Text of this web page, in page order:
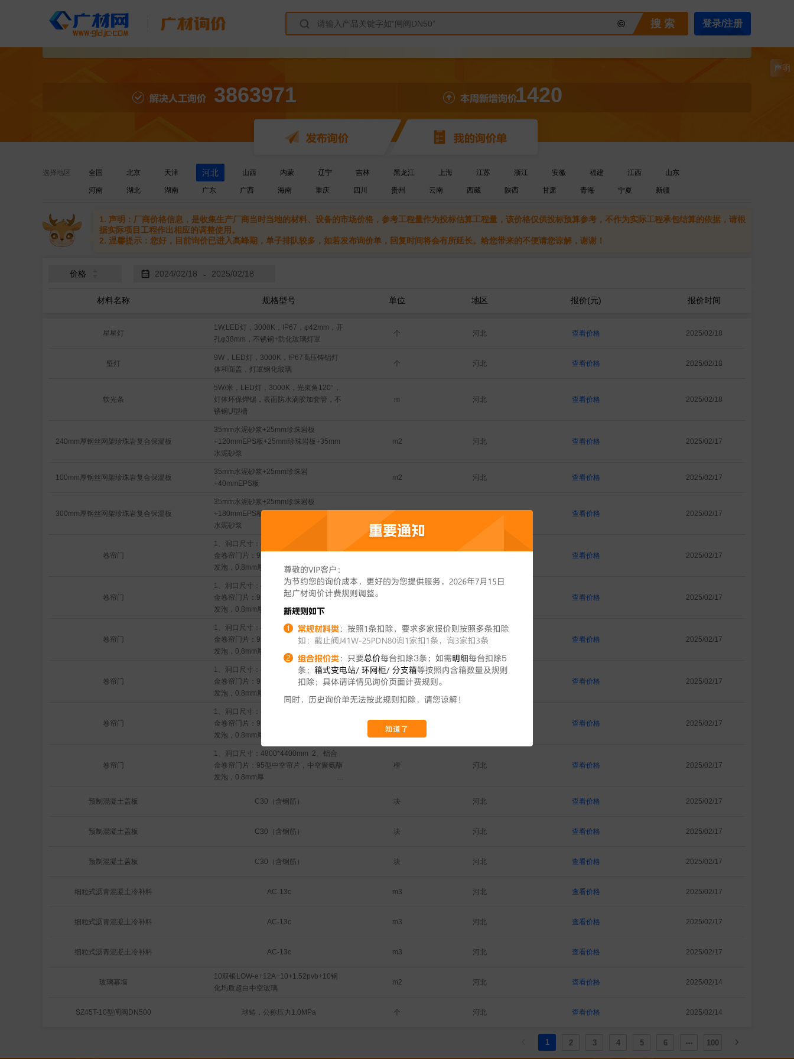
© 搜 索 登录/注册
3863971 1420
声明
选择地区 全国 北京 天津 河北 山西 内蒙 辽宁 吉林 黑龙江 上海 江苏 浙江 安徽 福建 江西 山东
河南 湖北 湖南 广东 广西 海南 重庆 四川 贵州 云南 西藏 陕西 甘肃 青海 宁夏 新疆
1. 声明：厂商价格信息，是收集生产厂商当时当地的材料、设备的市场价格，参考工程量作为投标估算工程量，该价格仅供投标预算参考，不作为实际工程承包结算的依据，请根
据实际项目工程作出相应的调整使用。
2. 温馨提示：您好，目前询价已进入高峰期，单子排队较多，如若发布询价单，回复时间将会有所延长。给您带来的不便请您谅解，谢谢！
价格 -
材料名称 规格型号 单位 地区 报价(元) 报价时间
星星灯
1W,LED灯，3000K，IP67，φ42mm，开
孔φ38mm，不锈钢+防化玻璃灯罩
个 河北 查看价格 2025/02/18
壁灯
9W，LED灯，3000K，IP67高压铸铝灯
体和面盖，灯罩钢化玻璃
个 河北 查看价格 2025/02/18
软光条
5W/米，LED灯，3000K，光束角120°，
灯体环保焊锡，表面防水滴胶加套管，不
锈钢U型槽
m 河北 查看价格 2025/02/18
240mm厚钢丝网架珍珠岩复合保温板
35mm水泥砂浆+25mm珍珠岩板
+120mmEPS板+25mm珍珠岩板+35mm
水泥砂浆
m2 河北 查看价格 2025/02/17
100mm厚钢丝网架珍珠岩复合保温板
35mm水泥砂浆+25mm珍珠岩
+40mmEPS板
m2 河北 查看价格 2025/02/17
300mm厚钢丝网架珍珠岩复合保温板
35mm水泥砂浆+25mm珍珠岩板
+180mmEPS板+25mm珍珠岩板+35mm
水泥砂浆
m2 查看价格 2025/02/17
卷帘门
1、洞口尺寸：4500*3000mm  2、铝合
金卷帘门片：95型中空帘片，中空聚氨酯
发泡，0.8mm厚                                3、管
状电机开门机：品牌：向日葵，型号：
KM59M-80/11  ，含遥控器、含卷轴
4、铝合金轨道：高强铝合金100mm宽
5、卷帘门包厢：2mm铝板折弯、方管龙
查看价格 2025/02/17
卷帘门
1、洞口尺寸：4800*4400mm  2、铝合
金卷帘门片：95型中空帘片，中空聚氨酯
发泡，0.8mm厚
号：KM59M-80/11  ，含遥控器、含卷轴
                                              4、铝合金轨
道：高强铝合金100nn宽   5、卷帘门包
厢：2mm铝板折弯、方管龙骨
查看价格 2025/02/17
卷帘门
1、洞口尺寸：4500*3000mm  2、铝合
金卷帘门片：95型中空帘片，中空聚氨酯
发泡，0.8mm厚                                3、管
状电机开门机：品牌：向日葵，型号：
KM59M-80/11  ，含遥控器、含卷轴
4、铝合金轨道：高强铝合金100mm宽
5、卷帘门包厢：2mm铝板折弯、方管龙
樘 河北 查看价格 2025/02/17
卷帘门
1、洞口尺寸：4800*4400mm  2、铝合
金卷帘门片：95型中空帘片，中空聚氨酯
发泡，0.8mm厚
3、管状电机开门机：品牌：向日葵，型
号：KM59M-80/11  ，含遥控器、含卷轴
                                              4、铝合金轨
道：高强铝合金100nn宽   5、卷帘门包
厢：2mm铝板折弯、方管龙骨
樘 查看价格 2025/02/17
卷帘门
1、洞口尺寸：4500*3000mm  2、铝合
金卷帘门片：95型中空帘片，中空聚氨酯
发泡，0.8mm厚                                3、管
状电机开门机：品牌：向日葵，型号：
KM59M-80/11  ，含遥控器、含卷轴
4、铝合金轨道：高强铝合金100mm宽
5、卷帘门包厢：2mm铝板折弯、方管龙
查看价格 2025/02/17
卷帘门
1、洞口尺寸：4800*4400mm  2、铝合
金卷帘门片：95型中空帘片，中空聚氨酯
发泡，0.8mm厚
号：KM59M-80/11  ，含遥控器、含卷轴
厢：2mm铝板折弯、方管龙骨
樘 河北 查看价格 2025/02/17
预制混凝土盖板 C30（含钢筋） 块 河北 查看价格 2025/02/17
预制混凝土盖板 C30（含钢筋） 块 河北 查看价格 2025/02/17
预制混凝土盖板 C30（含钢筋） 块 河北 查看价格 2025/02/17
细粒式沥青混凝土冷补料 AC-13c m3 河北 查看价格 2025/02/17
细粒式沥青混凝土冷补料 AC-13c m3 河北 查看价格 2025/02/17
细粒式沥青混凝土冷补料 AC-13c m3 河北 查看价格 2025/02/17
玻璃幕墙
10双银LOW-e+12A+10+1.52pvb+10钢
化均质超白中空玻璃
m2 河北 查看价格 2025/02/14
SZ45T-10型闸阀DN500 球铸，公称压力1.0MPa 个 河北 查看价格 2025/02/14
1 2 3 4 5 6 100